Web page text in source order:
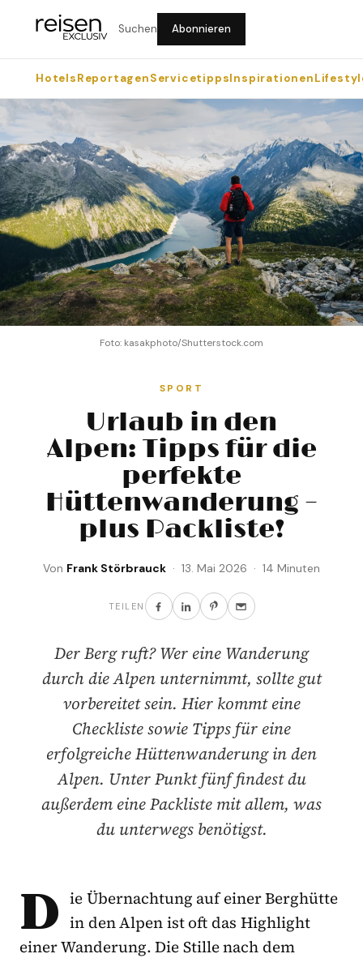
Suchen Abonnieren
HotelsReportagenServicetippsInspirationen
Foto: kasakphoto/Shutterstock.com
SPORT
Urlaub in den
Alpen: Tipps für die
perfekte
Hüttenwanderung –
plus Packliste!
Von Frank Störbrauck · 13. Mai 2026 · 14 Minuten
TEILEN
Der Berg ruft? Wer eine Wanderung
durch die Alpen unternimmt, sollte gut
vorbereitet sein. Hier kommt eine
Checkliste sowie Tipps für eine
erfolgreiche Hüttenwanderung in den
Alpen. Unter Punkt fünf findest du
außerdem eine Packliste mit allem, was
du unterwegs benötigst.
D ie Übernachtung auf einer Berghütte
in den Alpen ist oft das Highlight
einer Wanderung. Die Stille nach dem